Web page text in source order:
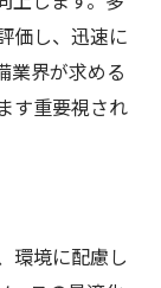
価し、迅速に
業界が求める
す重要視され
環境に配慮し